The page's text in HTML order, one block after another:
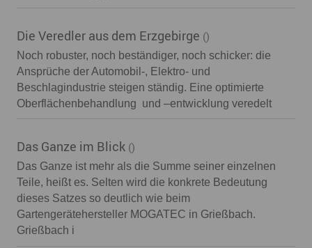
Die Veredler aus dem Erzgebirge ()
Noch robuster, noch beständiger, noch schicker: die
Ansprüche der Automobil-, Elektro- und
Beschlagindustrie steigen ständig. Eine optimierte
Oberflächenbehandlung und –entwicklung veredelt
Das Ganze im Blick ()
Das Ganze ist mehr als die Summe seiner einzelnen
Teile, heißt es. Selten wird die konkrete Bedeutung
dieses Satzes so deutlich wie beim
Gartengerätehersteller MOGATEC in Grießbach.
Grießbach i